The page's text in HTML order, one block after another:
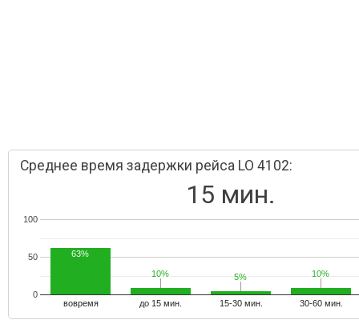
Среднее время задержки рейса LO 4102:
15 мин.
вовремя до 15 мин. 15-30 мин. 30-60 мин.
0
50
100
63%
10%
10% 5%
5% 10%
10%